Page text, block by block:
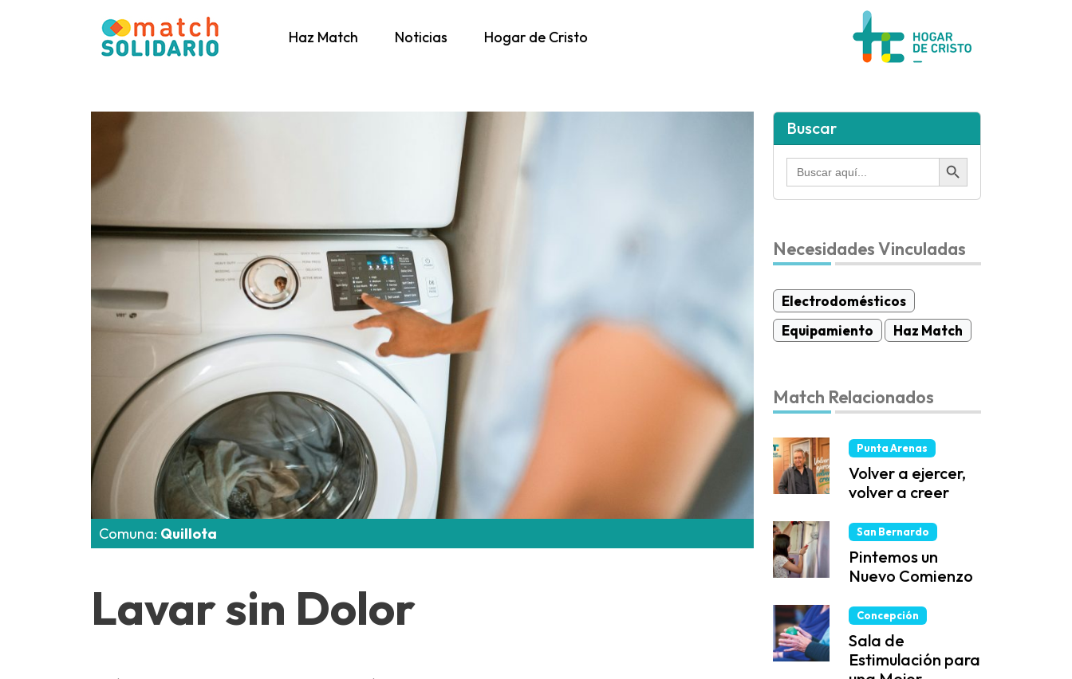
Haz Match Noticias Hogar de Cristo
Comuna: Quillota
Lavar sin Dolor
Buscar
Buscar: Botón de búsqueda
Necesidades Vinculadas
Electrodomésticos
Equipamiento
Haz Match
Match Relacionados
Punta Arenas
Volver a ejercer,
volver a creer
San Bernardo
Pintemos un
Nuevo Comienzo
Concepción
Sala de
Estimulación para